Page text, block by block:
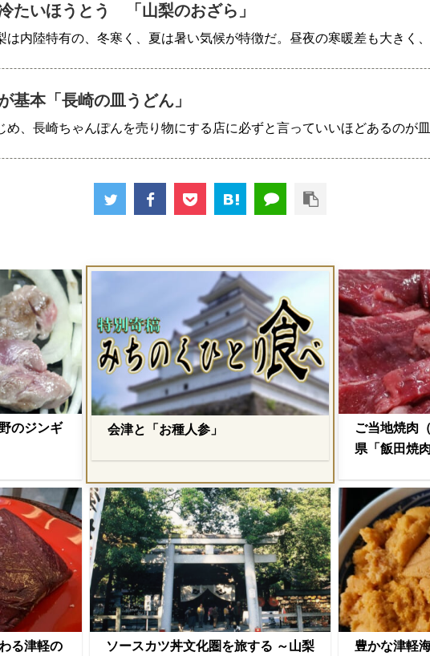
たいほうとう 「山梨のおざら」
は内陸特有の、冬寒く、夏は暑い気候が特徴だ。昼夜の寒暖差も大きく
基本「長崎の皿うどん」
め、長崎ちゃんぽんを売り物にする店に必ずと言っていいほどあるのが
のジンギ
会津と「お種人参」
ご当地焼肉
県「飯田焼
る津軽の
ソースカツ丼文化圏を旅する ～山梨
豊かな津軽